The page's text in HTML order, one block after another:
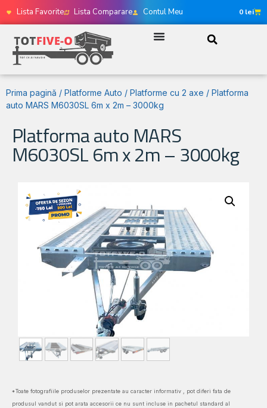
Lista Favorite Lista Comparare Contul Meu 0 lei
Prima pagină / Platforme Auto / Platforme cu 2 axe / Platforma
auto MARS M6030SL 6m x 2m – 3000kg
Platforma auto MARS
M6030SL 6m x 2m – 3000kg
*Toate fotografiile produselor prezentate au caracter informativ , pot diferi fata de
produsul vandut si pot arata accesorii ce nu sunt incluse in pachetul standard al